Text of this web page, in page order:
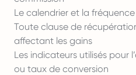
Le calendrier et la
Toute clause de
affectant les gains
Les indicateurs utilisés pour
ou taux de conversion